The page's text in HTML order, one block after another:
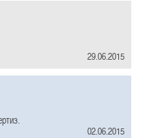
29.06.2015
02.06.2015